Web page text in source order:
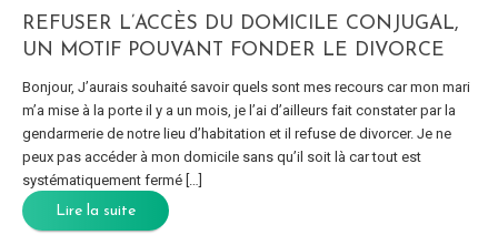
REFUSER L’ACCÈS DU DOMICILE CONJUGAL,
UN MOTIF POUVANT FONDER LE DIVORCE
Bonjour, J’aurais souhaité savoir quels sont mes recours car mon mari
m’a mise à la porte il y a un mois, je l’ai d’ailleurs fait constater par la
gendarmerie de notre lieu d’habitation et il refuse de divorcer. Je ne
peux pas accéder à mon domicile sans qu’il soit là car tout est
systématiquement fermé […]
Lire la suite